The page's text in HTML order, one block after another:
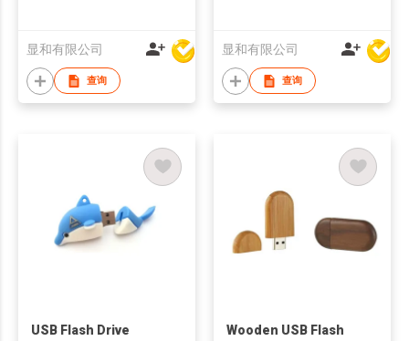
显和有限公司
查询
显和有限公司
查询
USB Flash Drive
Wooden USB Flash